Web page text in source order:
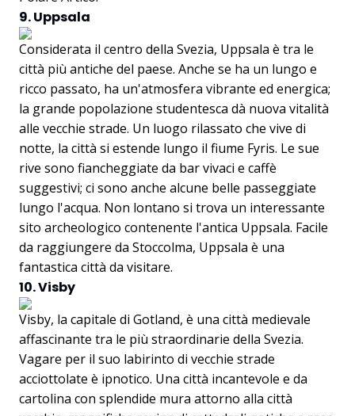
9. Uppsala
Considerata il centro della Svezia, Uppsala è tra le
città più antiche del paese. Anche se ha un lungo e
ricco passato, ha un'atmosfera vibrante ed energica;
la grande popolazione studentesca dà nuova vitalità
alle vecchie strade. Un luogo rilassato che vive di
notte, la città si estende lungo il fiume Fyris. Le sue
rive sono fiancheggiate da bar vivaci e caffè
suggestivi; ci sono anche alcune belle passeggiate
lungo l'acqua. Non lontano si trova un interessante
sito archeologico contenente l'antica Uppsala. Facile
da raggiungere da Stoccolma, Uppsala è una
fantastica città da visitare.
10. Visby
Visby, la capitale di Gotland, è una città medievale
affascinante tra le più straordinarie della Svezia.
Vagare per il suo labirinto di vecchie strade
acciottolate è ipnotico. Una città incantevole e da
cartolina con splendide mura attorno alla città